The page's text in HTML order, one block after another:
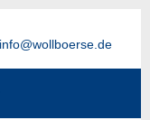
info@wollboerse.de